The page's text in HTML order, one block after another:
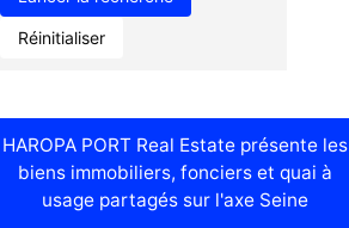
Réinitialiser
HAROPA PORT Real Estate présente les
biens immobiliers, fonciers et quai à
usage partagés sur l'axe Seine